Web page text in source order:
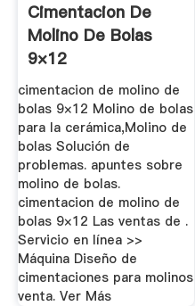
Cimentacion De
Molino De Bolas
9×12
cimentacion de molino de
bolas 9×12 Molino de bolas
para la cerámica,Molino de
bolas Solución de
problemas. apuntes sobre
molino de bolas.
cimentacion de molino de
bolas 9×12 Las ventas de .
Servicio en línea >>
Máquina Diseño de
cimentaciones para molinos
venta. Ver Más